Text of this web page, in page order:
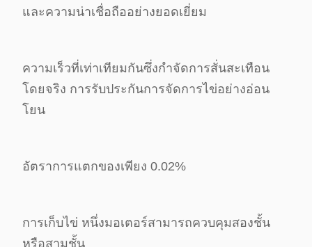
และความน่าเชื่อถืออย่างยอดเยี่ยม
ความเร็วที่เท่าเทียมกันซึ่งกําจัดการสั่นสะเทือน
โดยจริง การรับประกันการจัดการไข่อย่างอ่อน
โยน
อัตราการแตกของเพียง 0.02%
การเก็บไข่ หนึ่งมอเตอร์สามารถควบคุมสองชั้น
หรือสามชั้น